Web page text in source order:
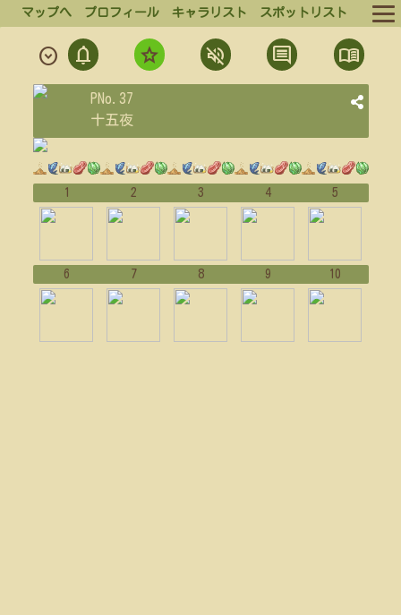
マップへ プロフィール キャラリスト スポットリスト
ルール
ログアウト
expand_circle_down notifications
通
知
star
フ
volume_off
ミ
comment
発
menu_book
結
果
PNo.37
十五夜
1 2 3 4 5
6 7 8 9 10